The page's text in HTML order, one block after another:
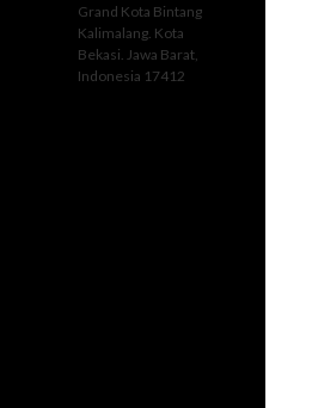
Grand Kota Bintang
Kalimalang. Kota
Bekasi. Jawa Barat,
Indonesia 17412